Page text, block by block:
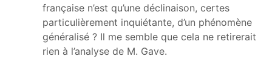
française n’est qu’une déclinaison, certes
particulièrement inquiétante, d’un phénomène
généralisé ? Il me semble que cela ne retirerait
rien à l’analyse de M. Gave.